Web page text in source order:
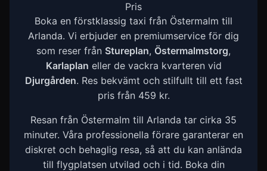
Pris
Boka en förstklassig taxi från Östermalm till
Arlanda. Vi erbjuder en premiumservice för dig
som reser från Stureplan, Östermalmstorg,
Karlaplan eller de vackra kvarteren vid
Djurgården. Res bekvämt och stilfullt till ett fast
pris från 459 kr.
Resan från Östermalm till Arlanda tar cirka 35
minuter. Våra professionella förare garanterar en
diskret och behaglig resa, så att du kan anlända
till flygplatsen utvilad och i tid. Boka din